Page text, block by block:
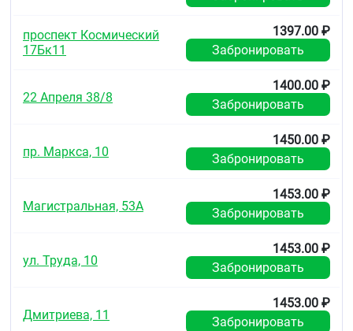
Головка фонендоскопа
Y-образный звукопровод фонендоскопа
Манжета с металлическим фиксатором для
окружности плеча 22-38 см
Мягкий футляр для хранения прибора
Гарантийный талон
проспект Космический
17Бк11
1397.00 ₽
Забронировать
22 Апреля 38/8
1400.00 ₽
Забронировать
пр. Маркса, 10
1450.00 ₽
Забронировать
Магистральная, 53А
1453.00 ₽
Забронировать
ул. Труда, 10
1453.00 ₽
Забронировать
Дмитриева, 11
1453.00 ₽
Забронировать